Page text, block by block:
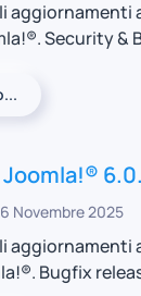
aggiornamenti
Security &
Novembre 2025
aggiornamenti
Bugfix